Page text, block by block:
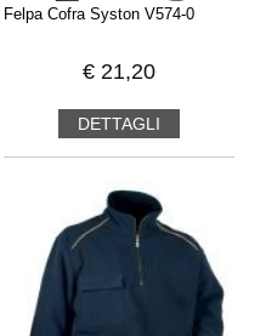
Felpa Cofra Syston V574-0
€ 21,20
DETTAGLI